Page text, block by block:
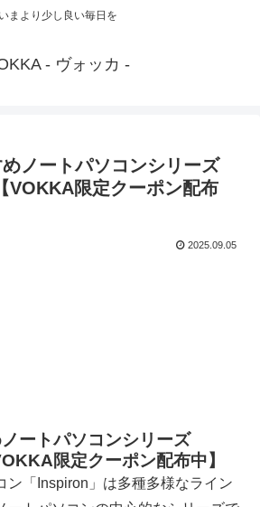
いまより少し良い毎日を
- ヴォッカ -
ノートパソコンシリーズ
VOKKA限定クーポン配布
2025.09.05
ートパソコンシリーズ
限定クーポン配布中】
ン「Inspiron」は多種多様なライン